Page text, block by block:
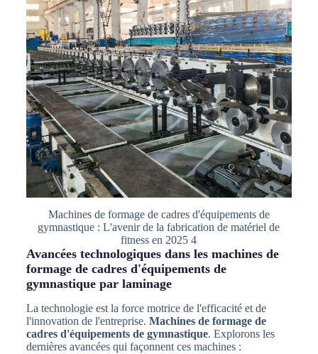
Machines de formage de cadres d'équipements de
gymnastique : L'avenir de la fabrication de matériel de
fitness en 2025 4
Avancées technologiques dans les machines de
formage de cadres d'équipements de
gymnastique par laminage
La technologie est la force motrice de l'efficacité et de
l'innovation de l'entreprise. Machines de formage de
cadres d'équipements de gymnastique. Explorons les
dernières avancées qui façonnent ces machines :